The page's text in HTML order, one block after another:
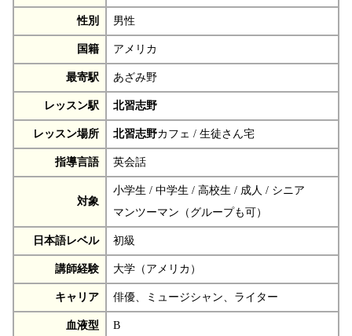
性別 男性
国籍 アメリカ
最寄駅 あざみ野
レッスン駅 北習志野
レッスン場所 北習志野カフェ / 生徒さん宅
指導言語 英会話
対象
小学生 / 中学生 / 高校生 / 成人 / シニア
マンツーマン（グループも可）
日本語レベル 初級
講師経験 大学（アメリカ）
キャリア 俳優、ミュージシャン、ライター
血液型 B